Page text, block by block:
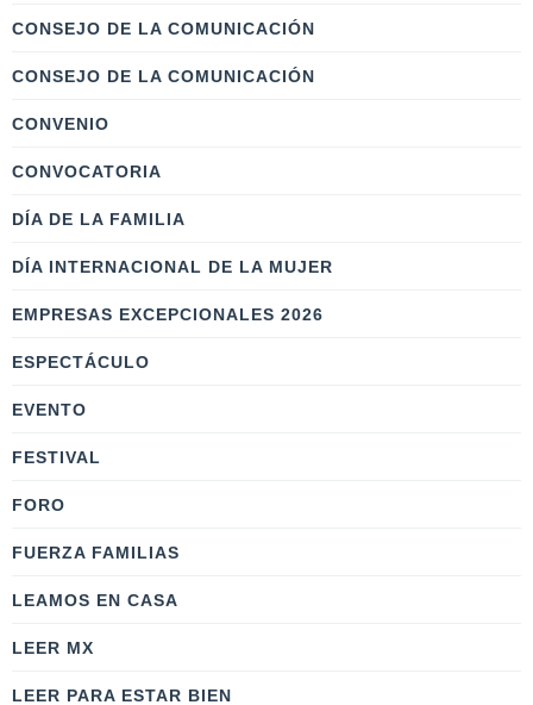
CONSEJO DE LA COMUNICACIÓN
CONSEJO DE LA COMUNICACIÓN
CONVENIO
CONVOCATORIA
DÍA DE LA FAMILIA
DÍA INTERNACIONAL DE LA MUJER
EMPRESAS EXCEPCIONALES 2026
ESPECTÁCULO
EVENTO
FESTIVAL
FORO
FUERZA FAMILIAS
LEAMOS EN CASA
LEER MX
LEER PARA ESTAR BIEN